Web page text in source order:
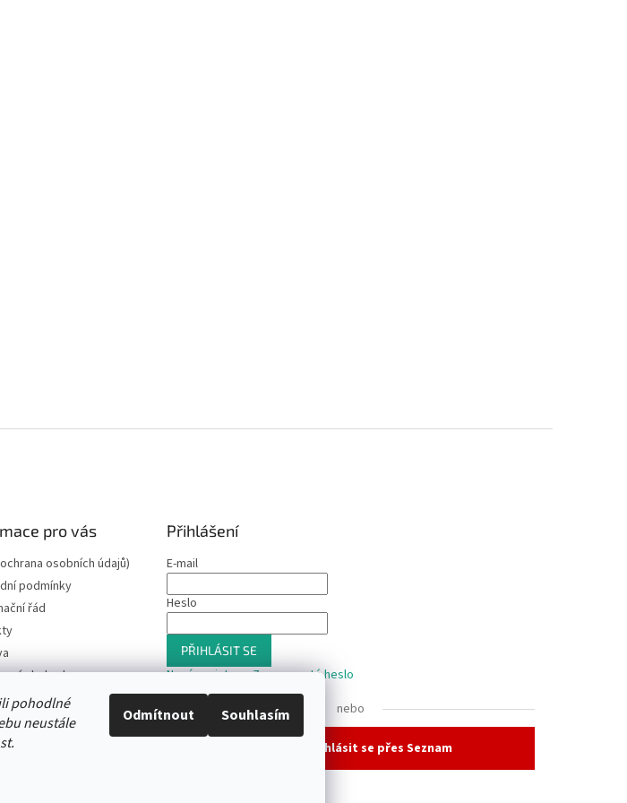
pohodlné
neustále
Odmítnout Souhlasím
pro vás
osobních údajů)
podmínky
řád
obchodu
program
Přihlášení
E-mail
Heslo
PŘIHLÁSIT SE
Nová registraceZapomenuté heslo
nebo
Přihlásit se přes Seznam